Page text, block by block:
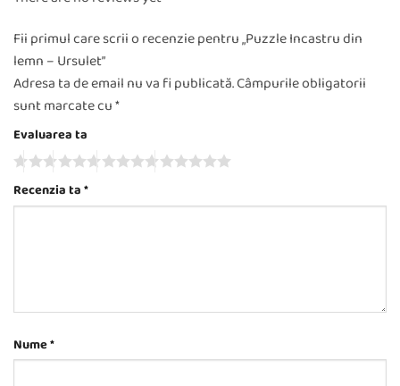
Fii primul care scrii o recenzie pentru „Puzzle Incastru din
lemn – Ursulet”
Adresa ta de email nu va fi publicată.Câmpurile obligatorii
sunt marcate cu*
Evaluarea ta
Recenzia ta*
Nume*